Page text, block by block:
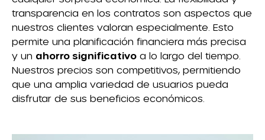
transparencia en los contratos son aspectos que
nuestros clientes valoran especialmente. Esto
permite una planificación financiera más precisa
y un ahorro significativo a lo largo del tiempo.
Nuestros precios son competitivos, permitiendo
que una amplia variedad de usuarios pueda
disfrutar de sus beneficios económicos.